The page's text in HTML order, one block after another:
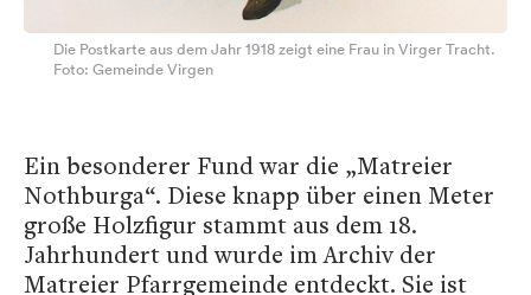
Die Postkarte aus dem Jahr 1918 zeigt eine Frau in Virger Tracht.
Foto: Gemeinde Virgen
Ein besonderer Fund war die „Matreier
Nothburga“. Diese knapp über einen Meter
große Holzfigur stammt aus dem 18.
Jahrhundert und wurde im Archiv der
Matreier Pfarrgemeinde entdeckt. Sie ist